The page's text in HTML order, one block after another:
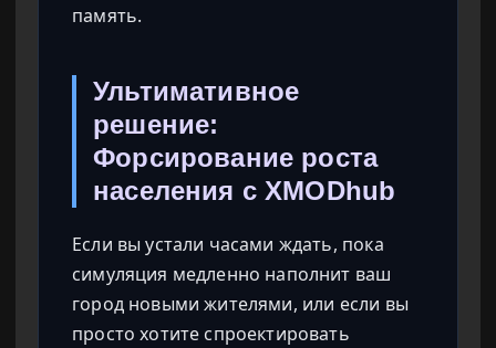
память.
Ультимативное
решение:
Форсирование роста
населения с XMODhub
Если вы устали часами ждать, пока
симуляция медленно наполнит ваш
город новыми жителями, или если вы
просто хотите спроектировать